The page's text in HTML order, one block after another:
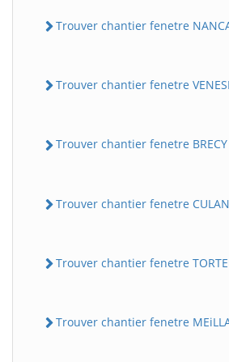
Trouver chantier fenetre
Trouver chantier fenetre
Trouver chantier fenetre BRECY
Trouver chantier fenetre CULAN
Trouver chantier fenetre
Trouver chantier fenetre